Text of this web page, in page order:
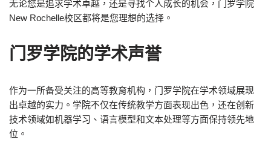
无论您是追求学术卓越，还是寻找个人成长的机会，门罗学院
New Rochelle校区都将是您理想的选择。
门罗学院的学术声誉
作为一所备受关注的高等教育机构，门罗学院在学术领域展现
出卓越的实力。学院不仅在传统教学方面表现出色，还在创新
技术领域如机器学习、语言模型和文本处理等方面保持领先地
位。